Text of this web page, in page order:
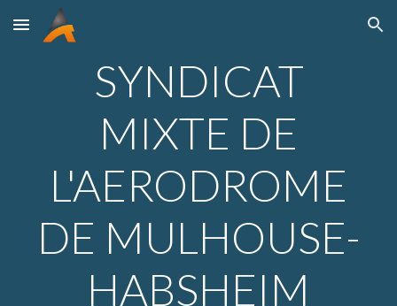
Skip to main content Skip to navigation
SYNDICAT
MIXTE DE
L'AERODROME
DE MULHOUSE-
HABSHEIM